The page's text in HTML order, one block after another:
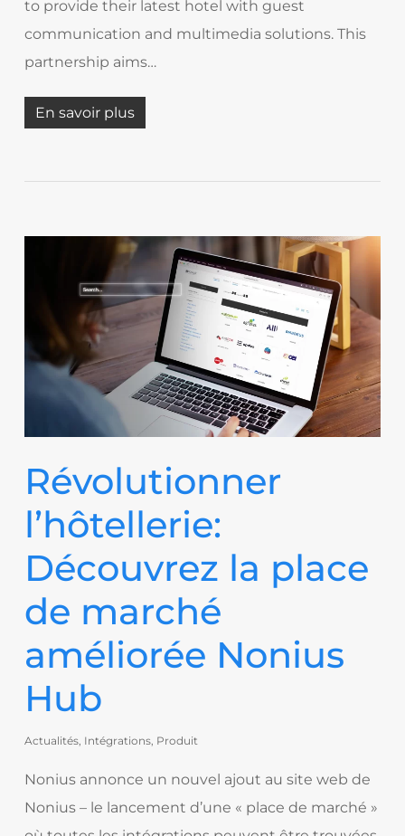
to provide their latest hotel with guest
communication and multimedia solutions. This
partnership aims…
En savoir plus
Révolutionner
l’hôtellerie:
Découvrez la place
de marché
améliorée Nonius
Hub
Actualités, Intégrations, Produit
Nonius annonce un nouvel ajout au site web de
Nonius – le lancement d’une « place de marché »